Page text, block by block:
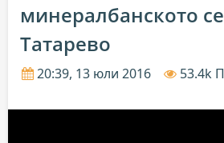
минералбанското
Татарево
20:39, 13 юли 2016 53.4k